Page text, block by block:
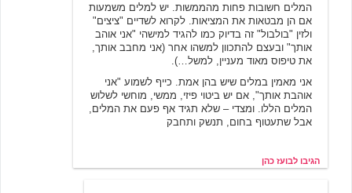
המלים חשובות פחות מהממשות. יש למלים משמעות
אם הן מבטאות את המציאות. לקרוא לשדיים "ציצים"
ולזין "בולבול" זה בדיוק כמו להגיד למישהי "אני אוהב
אותך" ובעצם להתכוון למשהו אחר (אני מחבב אותך,
את טיפוס מאוד מעניין, למשל…).
אני מאמין במלים שיש בהן אמת. כייף לשמוע "אני
אוהבת אותך", אם יש ביטוי פיזי, ממשי, מוחשי לשלוש
המלים הללו. ומצדי – שלא תגיד אף פעם את המלים,
אבל שתעטוף בחום, תנשק ותחבק
הגיבו לבועז כהן